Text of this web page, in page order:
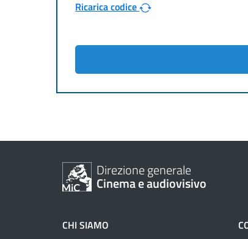
Ricarica codice
Direzione generale
Cinema e audiovisivo
CHI SIAMO